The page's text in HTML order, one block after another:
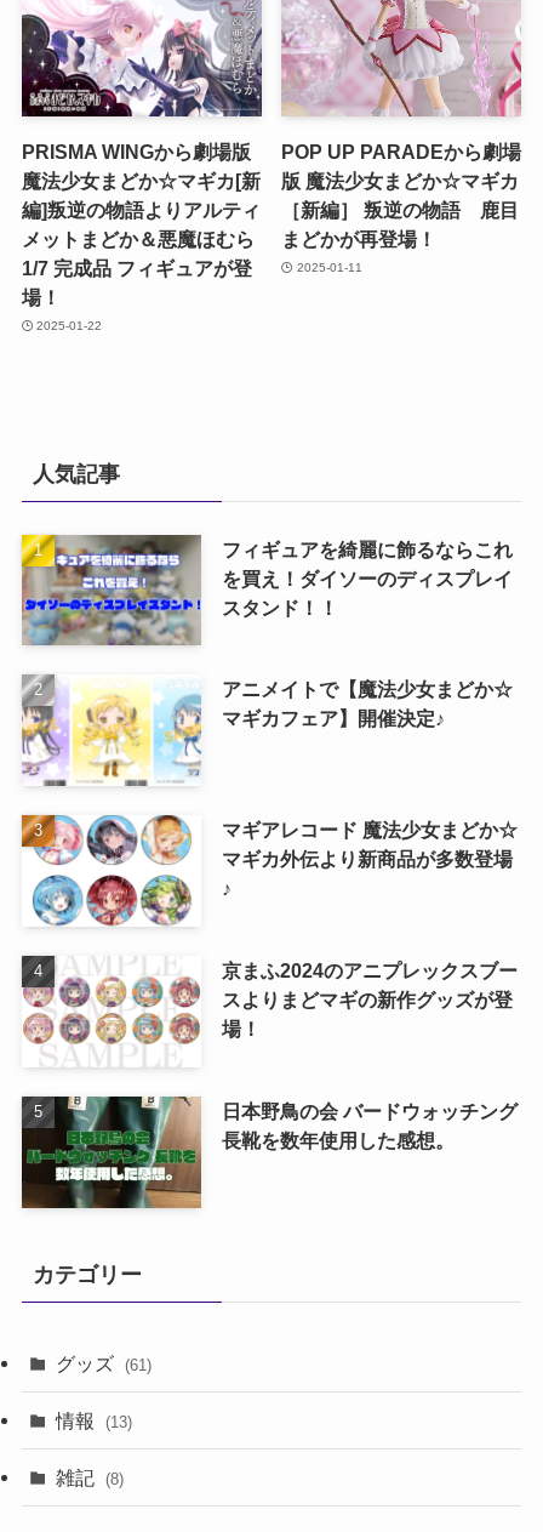
PRISMA WINGから劇場版
魔法少女まどか☆マギカ[新
編]叛逆の物語よりアルティ
メットまどか＆悪魔ほむら
1/7 完成品 フィギュアが登
場！
2025-01-22
POP UP PARADEから劇場
版 魔法少女まどか☆マギカ
［新編］ 叛逆の物語 鹿目
まどかが再登場！
2025-01-11
人気記事
フィギュアを綺麗に飾るならこれ
を買え！ダイソーのディスプレイ
スタンド！！
アニメイトで【魔法少女まどか☆
マギカフェア】開催決定♪
マギアレコード 魔法少女まどか☆
マギカ外伝より新商品が多数登場
♪
京まふ2024のアニプレックスブー
スよりまどマギの新作グッズが登
場！
日本野鳥の会 バードウォッチング
長靴を数年使用した感想。
カテゴリー
グッズ (61)
情報 (13)
雑記 (8)